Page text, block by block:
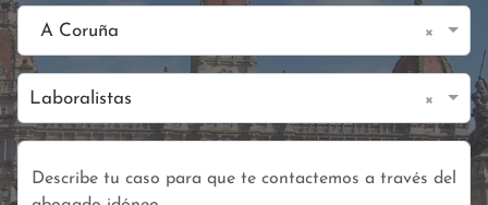
A Coruña ×
Laboralistas ×